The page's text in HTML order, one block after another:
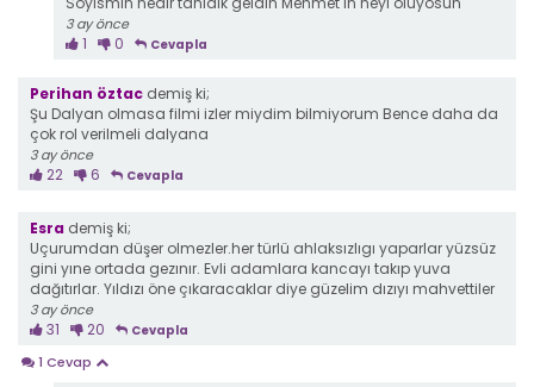
3 ay önce
1 0 Cevapla
Perihan öztac demiş ki;
Şu Dalyan olmasa filmi izler miydim bilmiyorum Bence daha da
çok rol verilmeli dalyana
3 ay önce
22 6 Cevapla
Esra demiş ki;
Uçurumdan düşer olmezler.her türlü ahlaksızlıgı yaparlar yüzsüz
gini yıne ortada gezınır. Evli adamlara kancayı takıp yuva
dağıtırlar. Yıldızı öne çıkaracaklar diye güzelim dızıyı mahvettiler
3 ay önce
31 20 Cevapla
1 Cevap